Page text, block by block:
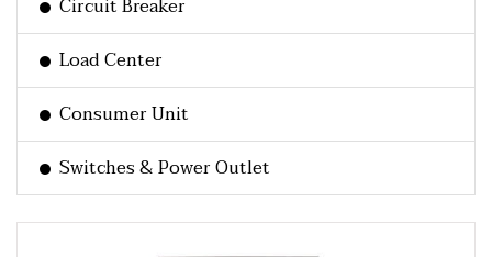
Circuit Breaker
Load Center
Consumer Unit
Switches & Power Outlet